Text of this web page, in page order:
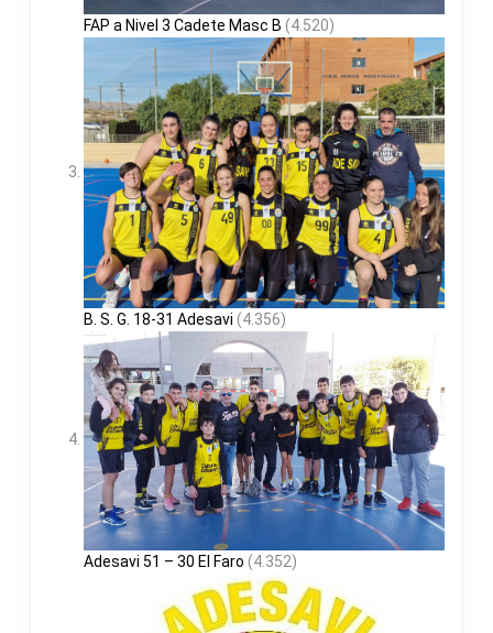
FAP a Nivel 3 Cadete Masc B (4.520)
B. S. G. 18-31 Adesavi (4.356)
Adesavi 51 – 30 El Faro (4.352)